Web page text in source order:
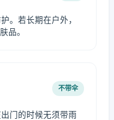
。若长期在户外，
品。
不带伞
门的时候无须带雨